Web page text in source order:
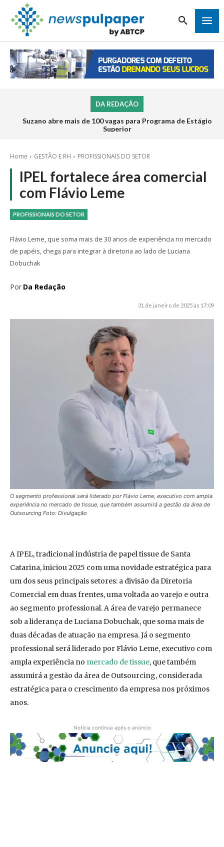
DA REDAÇÃO
Suzano abre mais de 100 vagas para Programa de Estágio
Superior
Home GESTÃO E RH PROFISSIONAIS DO SETOR
IPEL fortalece área comercial
com Flávio Leme
PROFISSIONAIS DO SETOR
Flávio Leme, que soma mais de 30 anos de experiência no mercado
de papéis, chega para integrar à diretoria ao lado de Luciana
Dobuchak
Por Da Redação
31 de janeiro de 2025 às 17:09
O segmento professional será liderado por Flávio Leme, executivo com ampla
experiência no mercado de tissue, que também assumirá a gestão da área de
Outsourcing Foto: Divulgação
A IPEL, tradicional indústria de papel tissue de Santa
Catarina, iniciou 2025 com uma novidade estratégica para
um dos seus principais setores: a divisão da Diretoria
Comercial em duas frentes, uma voltada ao varejo e outra
ao segmento professional. A área de varejo permanece
sob a liderança de Luciana Dobuchak, que soma mais de
duas décadas de atuação na empresa. Já o segmento
professional será liderado por Flávio Leme, executivo com
ampla experiência no mercado de tissue, que também
assumirá a gestão da área de Outsourcing, considerada
estratégica para o crescimento da empresa nos próximos
anos.
Notícia continua após o anúncio